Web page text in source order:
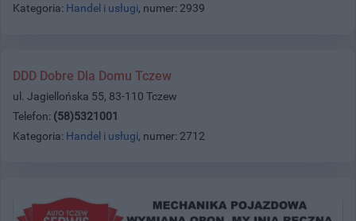
Kategoria: Handel i usługi, numer: 2939
DDD Dobre Dla Domu Tczew
ul. Jagiellońska 55, 83-110 Tczew
Telefon: (58)5321001
Kategoria: Handel i usługi, numer: 2712